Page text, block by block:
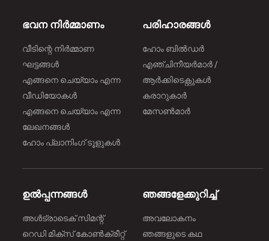
ഭവന നിർമ്മാണം
വീടിന്റെ നിർമ്മാണ
ഘട്ടങ്ങൾ
എങ്ങനെ ചെയ്യാം എന്ന
വീഡിയോകൾ
എങ്ങനെ ചെയ്യാം എന്ന
ലേഖനങ്ങൾ
ഹോം പ്ലാനിംഗ് ടൂളുകൾ
പരിഹാരങ്ങൾ
ഹോം ബിൽഡർ
എഞ്ചിനീയർമാർ /
ആർക്കിടെക്റ്റുകൾ
കരാറുകാർ
മേസൺമാർ
ഉൽപ്പന്നങ്ങൾ
അൾട്രാടെക് സിമന്റ്
റെഡി മിക്സ് കോൺക്രീറ്റ്
ഞങ്ങളേക്കുറിച്ച്
അവലോകനം
ഞങ്ങളുടെ കഥ